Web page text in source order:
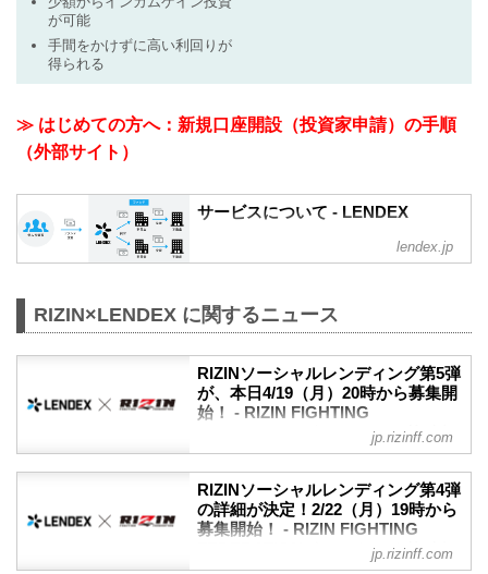
が可能
手間をかけずに高い利回りが
得られる
≫ はじめての方へ：新規口座開設（投資家申請）の手順
（外部サイト）
サービスについて - LENDEX
lendex.jp
RIZIN×LENDEX に関するニュース
RIZINソーシャルレンディング第5弾
が、本日4/19（月）20時から募集開
始！ - RIZIN FIGHTING
FEDERATION オフィシャルサイト
ソーシャルレンディング第5弾が、本日4
月19日（月）20:00から募集開始すること
が決定したぞ！
を集める「資金を必要とする事業者とお
jp.rizinff.com
RIZINソーシャルレンディング第4弾
の詳細が決定！2/22（月）19時から
募集開始！ - RIZIN FIGHTING
FEDERATION オフィシャルサイト
jp.rizinff.com